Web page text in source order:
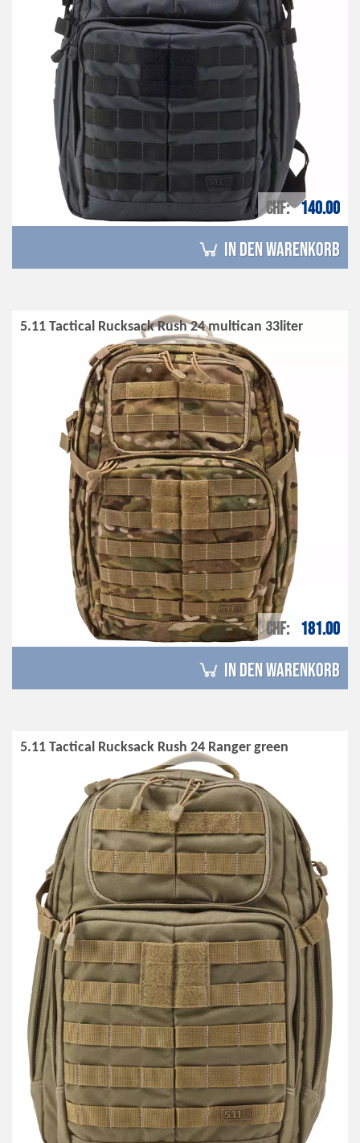
CHF 140.00
in den Warenkorb
5.11 Tactical Rucksack Rush 24 multican 33liter
CHF 181.00
in den Warenkorb
5.11 Tactical Rucksack Rush 24 Ranger green